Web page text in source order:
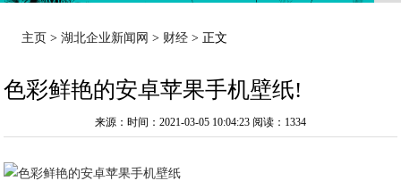
主页 >湖北企业新闻网 > 财经 > 正文
色彩鲜艳的安卓苹果手机壁纸!
来源：时间：2021-03-05 10:04:23 阅读：1334